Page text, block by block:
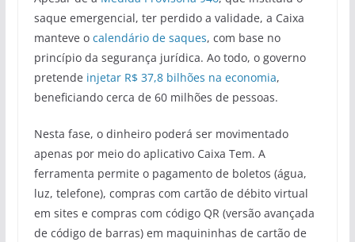
saque emergencial, ter perdido a validade, a Caixa
manteve o calendário de saques, com base no
princípio da segurança jurídica. Ao todo, o governo
pretende injetar R$ 37,8 bilhões na economia,
beneficiando cerca de 60 milhões de pessoas.
Nesta fase, o dinheiro poderá ser movimentado
apenas por meio do aplicativo Caixa Tem. A
ferramenta permite o pagamento de boletos (água,
luz, telefone), compras com cartão de débito virtual
em sites e compras com código QR (versão avançada
de código de barras) em maquininhas de cartão de